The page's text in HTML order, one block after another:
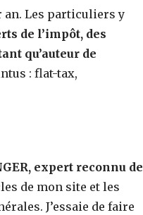
an. Les particuliers y
de l’impôt, des
qu’auteur de
: flat-tax,
expert reconnu de
de mon site et les
J’essaie de faire